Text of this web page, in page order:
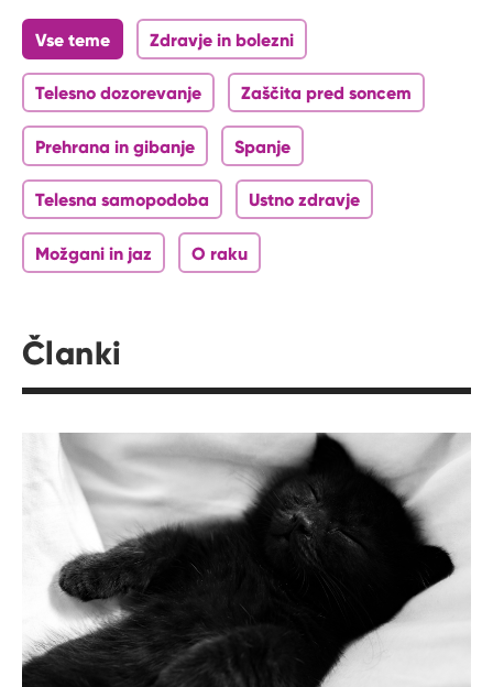
Vse teme Zdravje in bolezni
Telesno dozorevanje Zaščita pred soncem
Prehrana in gibanje Spanje
Telesna samopodoba Ustno zdravje
Možgani in jaz O raku
Članki